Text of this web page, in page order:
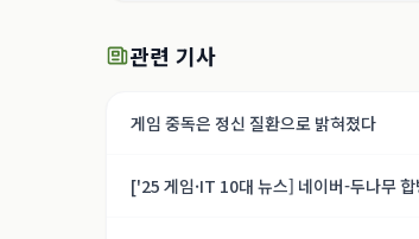
관련 기사
게임 중독은 정신 질환으로 밝혀졌다
['25 게임·IT 10대 뉴스] 네이버-두나무